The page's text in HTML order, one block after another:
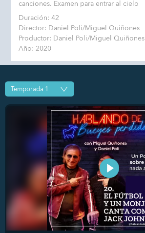
canciones. Examen para entrar al cielo
Duración: 42
Director: Daniel Poli/Miguel Quiñones
Productor: Daniel Poli/Miguel Quiñones
Año: 2020